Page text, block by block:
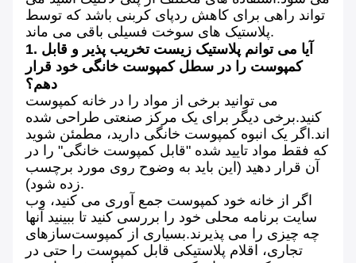
تواند راهی برای کاهش ردپای کربنی باشد که توسط
پلاستیک های سوخت فسیلی باقی می ماند.
1. آیا می توانم پلاستیک زیست تخریب پذیر و قابل
کمپوست را در سطل کمپوست خانگی خود قرار
دهم؟
می توانید برخی از مواد را در خانه کمپوست
کنید.برخی دیگر برای یک مرکز صنعتی طراحی شده
اند.اگر یک انبوه کمپوست خانگی دارید، مطمئن شوید
که فقط مواد تایید شده "قابل کمپوست خانگی" را در
آن قرار دهید (این باید به وضوح روی مورد برچسب
زده شود).
اگر از خانه خود کمپوست جمع آوری می کنید، وب
سایت برنامه محلی خود را بررسی کنید تا ببینید آنها
چه چیزی را می پذیرند.بسیاری از کمپوست‌سازهای
تجاری، اقلام پلاستیکی قابل کمپوست را حتی در